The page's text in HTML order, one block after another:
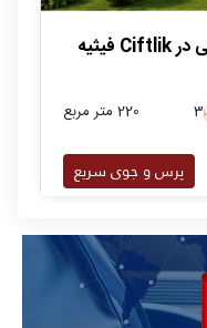
ویلاهای بوتیک با استخر خصوصی در Ciftlik فیثیه
3 220 متر مربع
پرس و جوی سریع